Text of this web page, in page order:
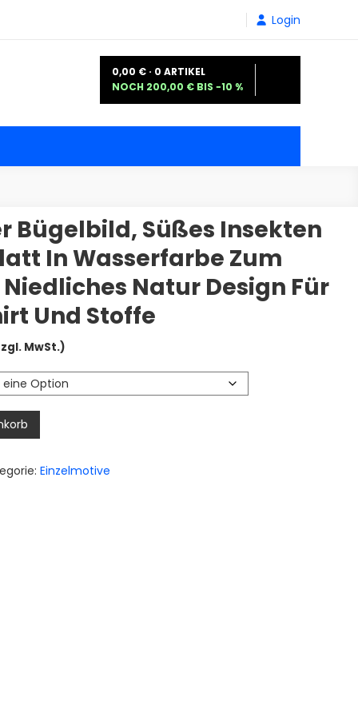
Login
0,00 € · 0 ARTIKEL
NOCH 200,00 € BIS −10 %
Bügelbild, Süßes Insekten
In Wasserfarbe Zum
Natur Design Für
Und Stoffe
€
€
MwSt.)
Einzelmotive